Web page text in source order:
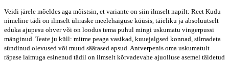
Veidi järele mõeldes aga mõistsin, et variante on siin ilmselt napilt: Reet Kudu
nimeline tädi on ilmselt üliraske meelehaiguse küüsis, täieliku ja absoluutselt
eduka ajupesu ohver või on loodus tema puhul mingi uskumatu vingerpussi
mänginud. Teate ju küll: mitme peaga vasikad, kuuejalgsed konnad, silmadeta
sündinud olevused või muud säärased apsud. Antverpenis oma uskumatult
räpase laimuga esinenud tädil on ilmselt kõrvadevahe ajuolluse asemel täidetud